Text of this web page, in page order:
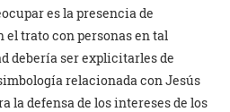
es la presencia de
trato con personas en tal
debería ser explicitarles de
relacionada con Jesús
la defensa de los intereses de los